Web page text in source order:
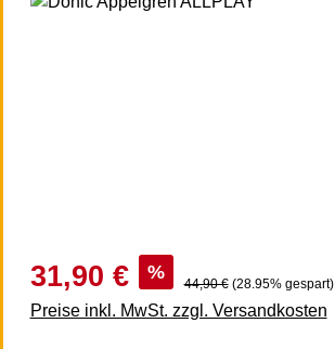
31,90 € %
44,90 € (28.95% gespart)
Preise inkl. MwSt. zzgl. Versandkosten